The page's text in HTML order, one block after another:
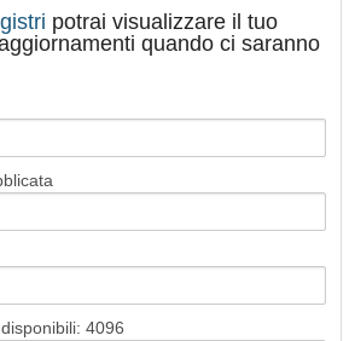
potrai visualizzare il tuo
quando ci saranno
4096